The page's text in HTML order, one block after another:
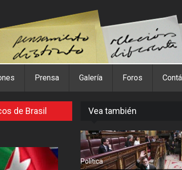
Prensa Galería Foros
de Brasil Vea también
Política